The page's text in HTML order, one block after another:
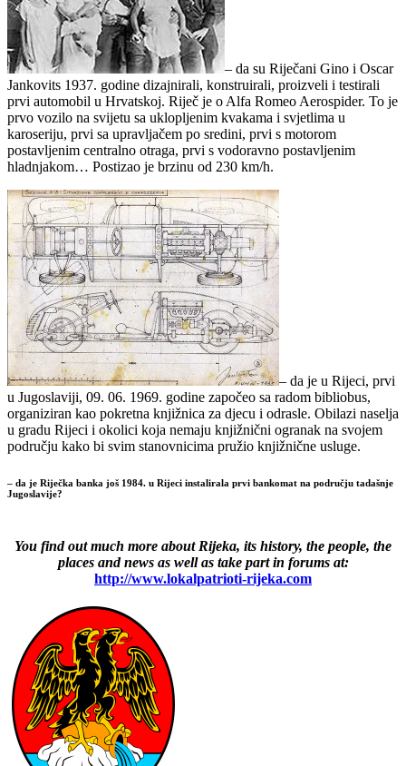
– da su Riječani Gino i Oscar
Jankovits 1937. godine dizajnirali, konstruirali, proizveli i testirali
prvi automobil u Hrvatskoj. Riječ je o Alfa Romeo Aerospider. To je
prvo vozilo na svijetu sa uklopljenim kvakama i svjetlima u
karoseriju, prvi sa upravljačem po sredini, prvi s motorom
postavljenim centralno otraga, prvi s vodoravno postavljenim
hladnjakom… Postizao je brzinu od 230 km/h.
– da je u Rijeci, prvi
u Jugoslaviji, 09. 06. 1969. godine započeo sa radom bibliobus,
organiziran kao pokretna knjižnica za djecu i odrasle. Obilazi naselja
u gradu Rijeci i okolici koja nemaju knjižnični ogranak na svojem
području kako bi svim stanovnicima pružio knjižnične usluge.
– da je Riječka banka još 1984. u Rijeci instalirala prvi bankomat na području tadašnje
Jugoslavije?
You find out much more about Rijeka, its history, the people, the
places and news as well as take part in forums at:
http://www.lokalpatrioti-rijeka.com